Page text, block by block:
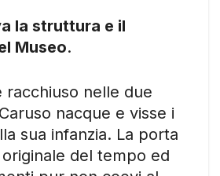
la struttura e il
Museo.
racchiuso nelle due
nacque e visse i
sua infanzia. La porta
del tempo ed